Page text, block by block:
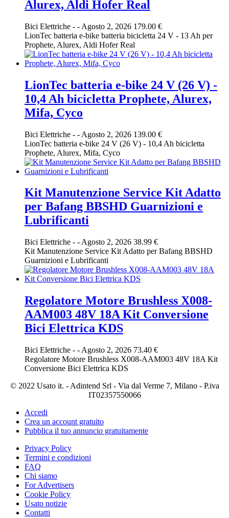
Alurex, Aldi Hofer Real
Bici Elettriche - - Agosto 2, 2026 179.00 €
LionTec batteria e-bike batteria bicicletta 24 V - 13 Ah per
Prophete, Alurex, Aldi Hofer Real
LionTec batteria e-bike 24 V (26 V) -
10,4 Ah bicicletta Prophete, Alurex,
Mifa, Cyco
Bici Elettriche - - Agosto 2, 2026 139.00 €
LionTec batteria e-bike 24 V (26 V) - 10,4 Ah bicicletta
Prophete, Alurex, Mifa, Cyco
Kit Manutenzione Service Kit Adatto
per Bafang BBSHD Guarnizioni e
Lubrificanti
Bici Elettriche - - Agosto 2, 2026 38.99 €
Kit Manutenzione Service Kit Adatto per Bafang BBSHD
Guarnizioni e Lubrificanti
Regolatore Motore Brushless X008-
AAM003 48V 18A Kit Conversione
Bici Elettrica KDS
Bici Elettriche - - Agosto 2, 2026 73.40 €
Regolatore Motore Brushless X008-AAM003 48V 18A Kit
Conversione Bici Elettrica KDS
© 2022 Usato it. - Adintend Srl - Via dal Verme 7, Milano - P.iva
IT02357550066
Accedi
Crea un account gratuito
Pubblica il tuo annuncio gratuitamente
Privacy Policy
Termini e condizioni
FAQ
Chi siamo
For Advertisers
Cookie Policy
Usato notizie
Contatti